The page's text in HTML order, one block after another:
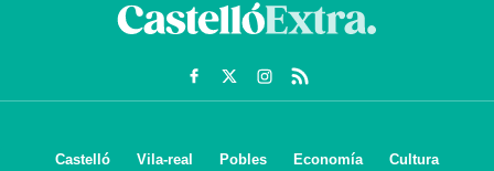
Castelló Vila-real Pobles Economía
Cultura